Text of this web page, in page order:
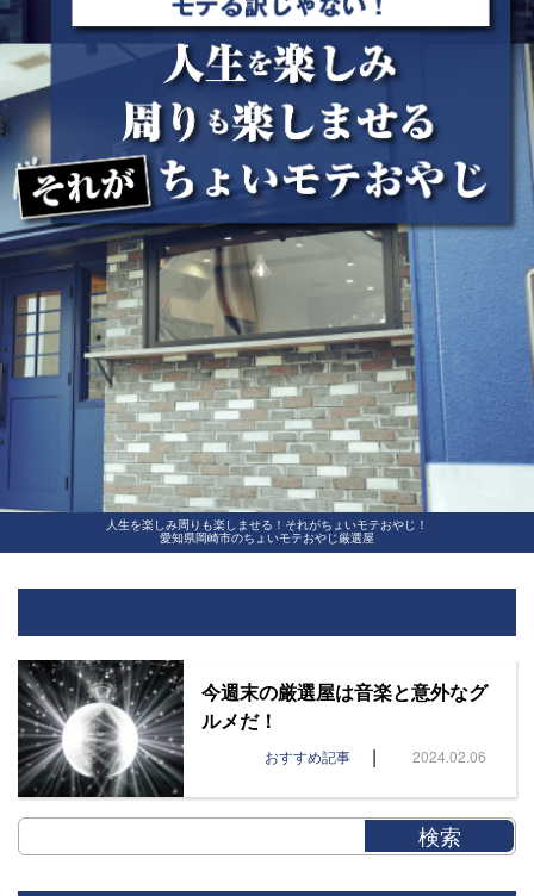
人生を楽しみ周りも楽しませる！それがちょいモテおやじ！
愛知県岡崎市のちょいモテおやじ厳選屋
今週末の厳選屋は音楽と意外なグ
ルメだ！
おすすめ記事 | 2024.02.06